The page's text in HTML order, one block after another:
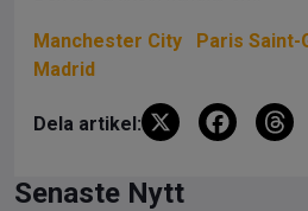
Manchester City Paris Saint-
Madrid
Dela artikel: X
F
Senaste Nytt